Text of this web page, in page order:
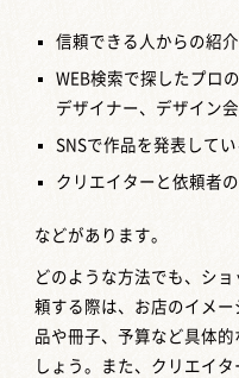
信頼できる人からの紹介
WEB検索で探したプロ
デザイナー、デザイン
SNSで作品を発表して
クリエイターと依頼者
などがあります。
どのような方法でも、シ
頼する際は、お店のイメ
品や冊子、予算など具体
しょう。また、クリエイ